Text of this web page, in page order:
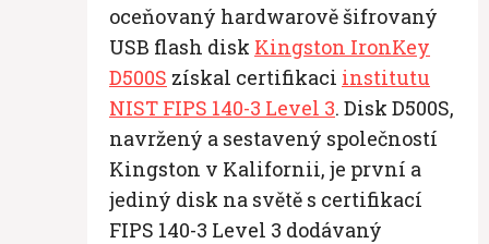
oceňovaný hardwarově šifrovaný
USB flash disk Kingston IronKey
D500S získal certifikaci institutu
NIST FIPS 140-3 Level 3. Disk D500S,
navržený a sestavený společností
Kingston v Kalifornii, je první a
jediný disk na světě s certifikací
FIPS 140-3 Level 3 dodávaný